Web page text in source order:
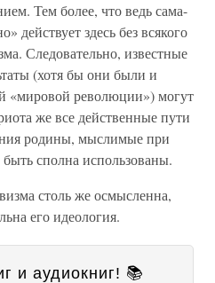
Тем более, что ведь сама-
действует здесь без всякого
Следовательно, известные
(хотя бы они были и
«мировой революции») могут
же все действенные пути
родины, мыслимые при
сполна использованы.
столь же осмысленна,
его идеология.
и аудиокниг! 📚